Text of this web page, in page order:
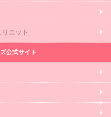
エット
公式サイト